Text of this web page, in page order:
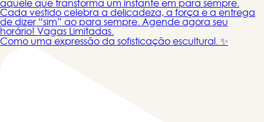
Como uma expressão da sofisticação escultural. ✨